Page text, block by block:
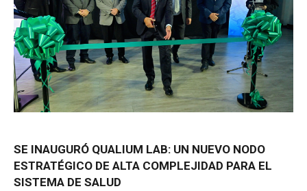
SE INAUGURÓ QUALIUM LAB: UN NUEVO NODO
ESTRATÉGICO DE ALTA COMPLEJIDAD PARA EL
SISTEMA DE SALUD